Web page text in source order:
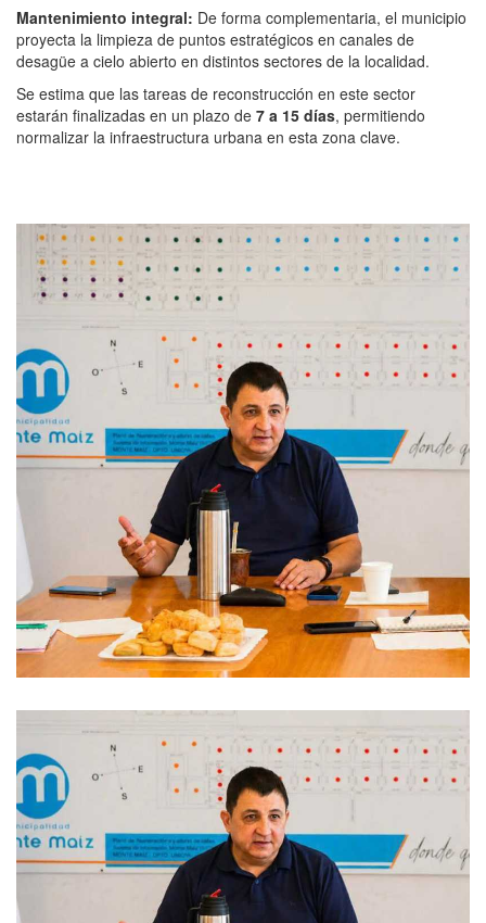
Mantenimiento integral: De forma complementaria, el municipio
proyecta la limpieza de puntos estratégicos en canales de
desagüe a cielo abierto en distintos sectores de la localidad.
Se estima que las tareas de reconstrucción en este sector
estarán finalizadas en un plazo de 7 a 15 días, permitiendo
normalizar la infraestructura urbana en esta zona clave.